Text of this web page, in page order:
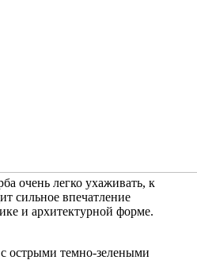
очень легко ухаживать, к
сильное впечатление
и архитектурной форме.
с острыми темно-зелеными